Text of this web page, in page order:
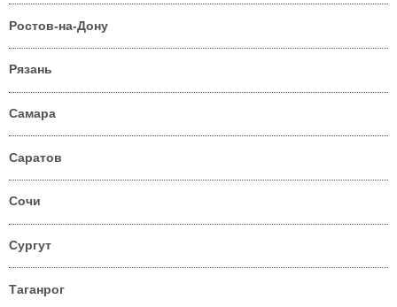
Ростов-на-Дону
Рязань
Самара
Саратов
Сочи
Сургут
Таганрог